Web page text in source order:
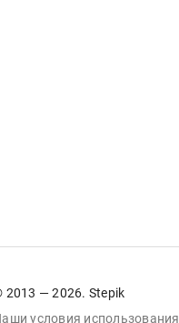
2013 — 2026. Stepik
условия использования